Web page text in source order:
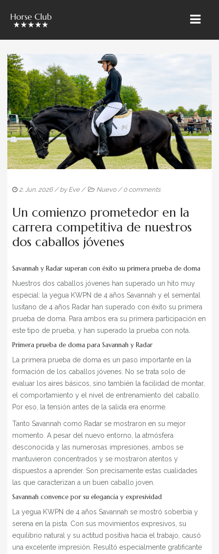
INICIO
» ÜBER UNS
CABALLOS RIETBROCK
EL EQUIPO BAROCKMEETSCLASSIC
VENTAS Y MARKETING
ENTRENAMIENTO & CURSOS
PUPILAJE
BLOG
» EVENTS
SHOP
2. Jun. 2026/ by Eve / Nuevo /0 comments
Un comienzo prometedor en la
carrera competitiva de nuestros
dos caballos jóvenes
Savannah y Radar superan con éxito su primera prueba de doma
Nuestros dos caballos jóvenes han superado un hito muy
especial: la yegua KWPN de 4 años Savannah y el semental
lusitano de 4 años Radar han superado con éxito su primera
prueba de doma. Para ambos era su primera participación en
este tipo de prueba, y han superado la prueba con nota.
Primera prueba de doma para Savannah y Radar
La primera prueba de doma es un paso importante en la
formación de los caballos jóvenes. No se trata solo de
evaluar los aires básicos, sino también la facilidad de montar,
el comportamiento y el nivel de entrenamiento del caballo.
Por eso, la tensión antes de la salida era enorme.
Tanto Savannah como Radar se mostraron en su mejor
momento. A pesar del nuevo entorno, la atmósfera
desconocida y las numerosas impresiones, ambos se
mantuvieron concentrados y se mostraron atentos y
dispuestos a aprender. Son precisamente estas cualidades
las que caracterizan a un buen caballo joven.
Savannah convence por su elegancia y expresividad
La yegua KWPN de 4 años Savannah se mostró soberbia y
serena en la pista. Con sus movimientos expresivos, su
equilibrio natural y su actitud positiva hacia el trabajo, causó
una excelente impresión. Resultó especialmente gratificante